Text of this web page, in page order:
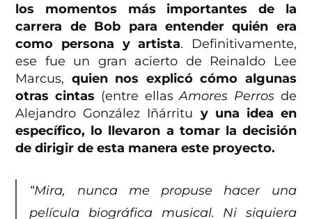
los momentos más importantes de la
carrera de Bob para entender quién era
como persona y artista. Definitivamente,
ese fue un gran acierto de Reinaldo Lee
Marcus, quien nos explicó cómo algunas
otras cintas (entre ellasAmores Perrosde
Alejandro González Iñárritu y una idea en
específico, lo llevaron a tomar la decisión
de dirigir de esta manera este proyecto.
“Mira, nunca me propuse hacer una
película biográfica musical. Ni siquiera